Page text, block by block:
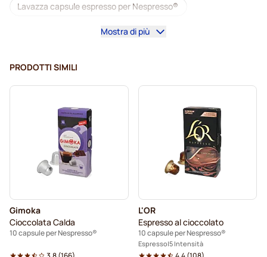
Lavazza capsule espresso per Nespresso®
Starbucks by Nespresso®
Capsule Lungo per Nespresso® Capsule Lavazza
illy capsule caffè per Nespresso®
Café Royal capsule caffè per Nespresso®
Accesori per Nespresso®
Pulizia e manutenzione per Nespresso®
L'OR capsule caffè per Nespresso®
Mostra di più
PRODOTTI SIMILI
Gimoka
Cioccolata Calda
10 capsule per Nespresso®
L'OR
Espresso al cioccolato
10 capsule per Nespresso®
Espresso 5 Intensità